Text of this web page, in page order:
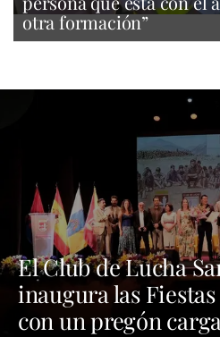
otra formación”
El Club de Lucha
inaugura las
con un pregón